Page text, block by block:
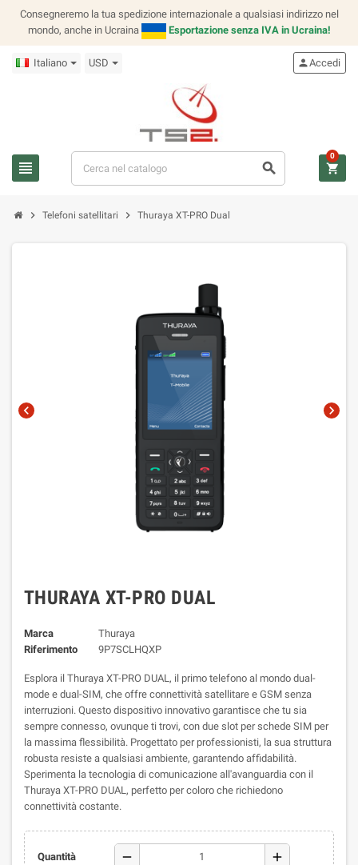
Consegneremo la tua spedizione internazionale a qualsiasi indirizzo nel
mondo, anche in Ucraina
Esportazione senza IVA in Ucraina!
Italiano USD
view_headline search
personAccedi
shopping_cart
0
chevron_right Telefoni satellitari chevron_right Thuraya XT-PRO Dual
chevron_left chevron_right
THURAYA XT-PRO DUAL
Marca
Thuraya
Riferimento
9P7SCLHQXP
Esplora il Thuraya XT-PRO DUAL, il primo telefono al mondo dual-
mode e dual-SIM, che offre connettività satellitare e GSM senza
interruzioni. Questo dispositivo innovativo garantisce che tu sia
sempre connesso, ovunque ti trovi, con due slot per schede SIM per
la massima flessibilità. Progettato per professionisti, la sua struttura
robusta resiste a qualsiasi ambiente, garantendo affidabilità.
Sperimenta la tecnologia di comunicazione all'avanguardia con il
Thuraya XT-PRO DUAL, perfetto per coloro che richiedono
connettività costante.
Quantità remove add